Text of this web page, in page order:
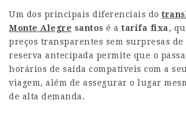
Um dos principais diferenciais do
Monte Alegre santos é a tarifa fixa,
preços transparentes sem surpresas
reserva antecipada permite que o
horários de saída compatíveis com a
viagem, além de assegurar o lugar
de alta demanda.